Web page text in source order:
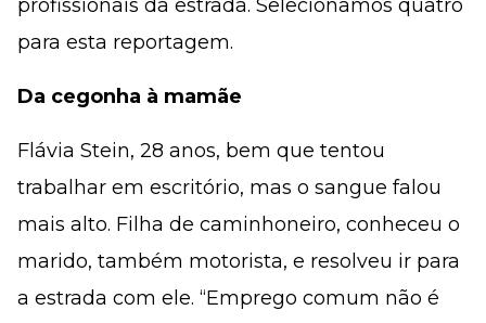
profissionais da estrada. Selecionamos quatro
para esta reportagem.
Da cegonha à mamãe
Flávia Stein, 28 anos, bem que tentou
trabalhar em escritório, mas o sangue falou
mais alto. Filha de caminhoneiro, conheceu o
marido, também motorista, e resolveu ir para
a estrada com ele. “Emprego comum não é